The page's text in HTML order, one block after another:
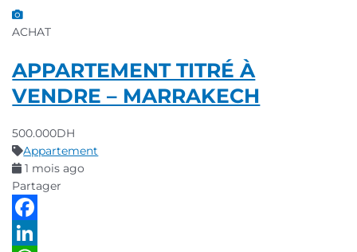
ACHAT
APPARTEMENT TITRÉ À
VENDRE – MARRAKECH
500.000DH
Appartement
1 mois ago
Partager
Facebook